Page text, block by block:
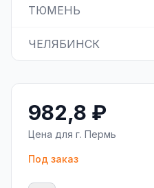
ТЮМЕНЬ
ЧЕЛЯБИНСК
982,8 ₽
Цена для г. Пермь
Под заказ